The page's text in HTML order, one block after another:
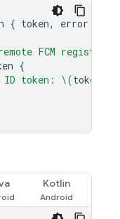
{ token, error
FCM
{
ID token: \(token
Kotlin